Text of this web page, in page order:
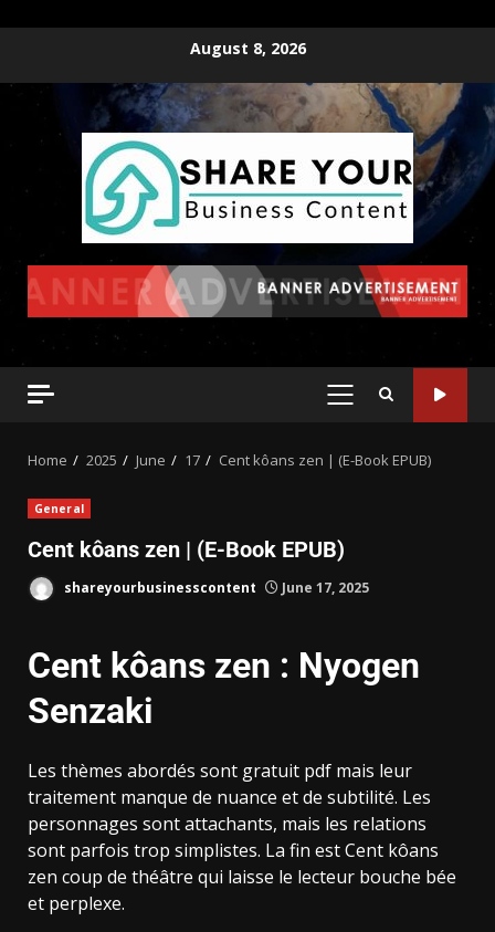
August 8, 2026
Home 2025 June 17 Cent kôans zen | (E-Book EPUB)
General
Cent kôans zen | (E-Book EPUB)
shareyourbusinesscontent June 17, 2025
Cent kôans zen : Nyogen
Senzaki
Les thèmes abordés sont gratuit pdf mais leur
traitement manque de nuance et de subtilité. Les
personnages sont attachants, mais les relations
sont parfois trop simplistes. La fin est Cent kôans
zen coup de théâtre qui laisse le lecteur bouche bée
et perplexe.